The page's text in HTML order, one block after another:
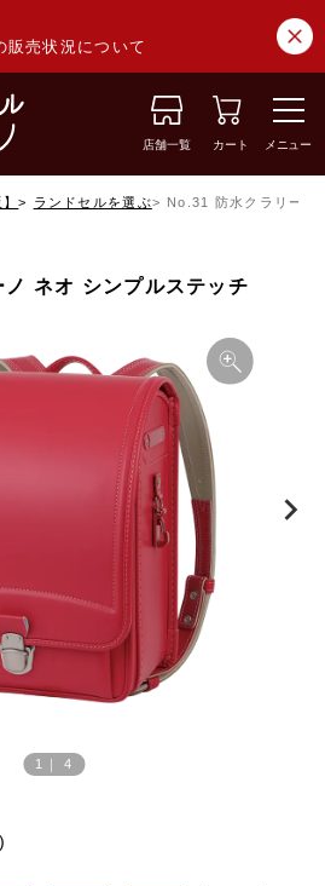
販売状況について
店舗一覧 カート メニュー
】 ランドセルを選ぶ No.31 防水クラリーノ
ネオ シンプルステッチ
1 ｜4